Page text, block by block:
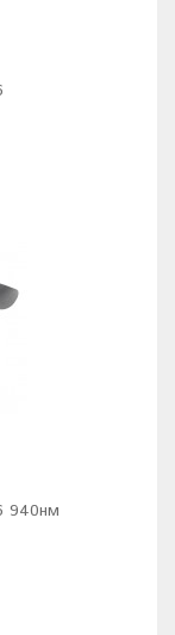
940нм